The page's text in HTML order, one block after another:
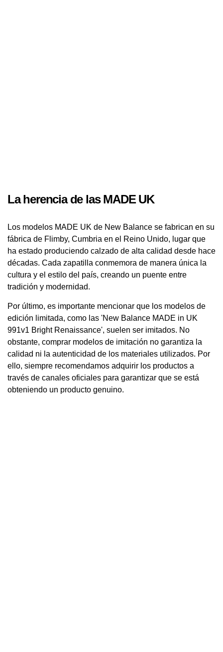
La herencia de las MADE UK
Los modelos MADE UK de New Balance se fabrican en su
fábrica de Flimby, Cumbria en el Reino Unido, lugar que
ha estado produciendo calzado de alta calidad desde hace
décadas. Cada zapatilla conmemora de manera única la
cultura y el estilo del país, creando un puente entre
tradición y modernidad.
Por último, es importante mencionar que los modelos de
edición limitada, como las 'New Balance MADE in UK
991v1 Bright Renaissance', suelen ser imitados. No
obstante, comprar modelos de imitación no garantiza la
calidad ni la autenticidad de los materiales utilizados. Por
ello, siempre recomendamos adquirir los productos a
través de canales oficiales para garantizar que se está
obteniendo un producto genuino.